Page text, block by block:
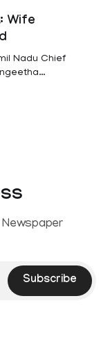
following
Rules
Wife
Nadu Chief
Sangeetha
Newspaper
Subscribe